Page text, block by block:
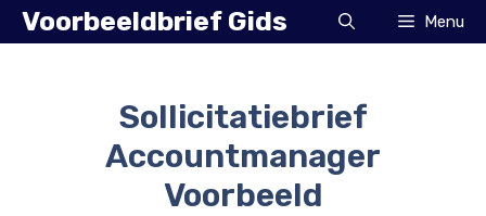
Ga
naar
Voorbeeldbrief Gids Menu
Sollicitatiebrief
Accountmanager
Voorbeeld